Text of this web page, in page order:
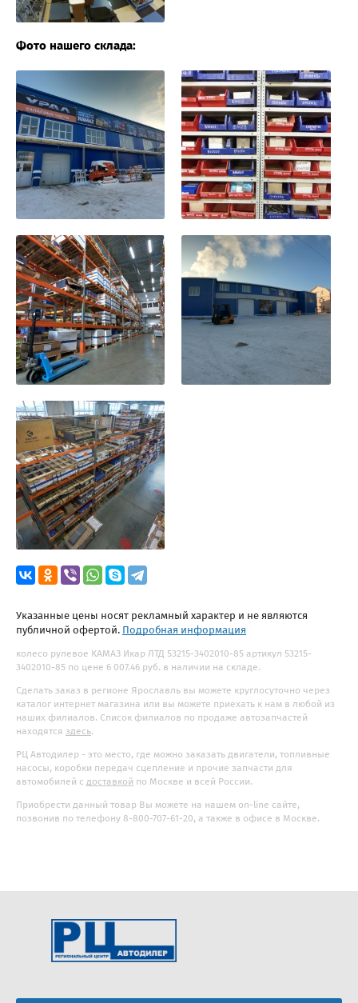
Фото нашего склада:
Указанные цены носят рекламный характер и не являются
публичной офертой. Подробная информация
колесо рулевое КАМАЗ Икар ЛТД 53215-3402010-85 артикул 53215-
3402010-85 по цене 6 007.46 руб. в наличии на складе.
Сделать заказ в регионе Ярославль вы можете круглосуточно через
каталог интернет магазина или вы можете приехать к нам в любой из
наших филиалов. Список филиалов по продаже автозапчастей
находятся здесь.
РЦ Автодилер - это место, где можно заказать двигатели, топливные
насосы, коробки передач сцепление и прочие запчасти для
автомобилей с доставкой по Москве и всей России.
Приобрести данный товар Вы можете на нашем on-line сайте,
позвонив по телефону 8-800-707-61-20, а также в офисе в Москве.